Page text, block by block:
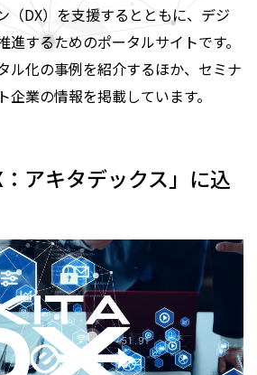
（DX）を支援するとともに、デジ
進するためのポータルサイトです。
ル化の事例を紹介するほか、セミナ
業の情報を掲載しています。
：アキタデックス」に込